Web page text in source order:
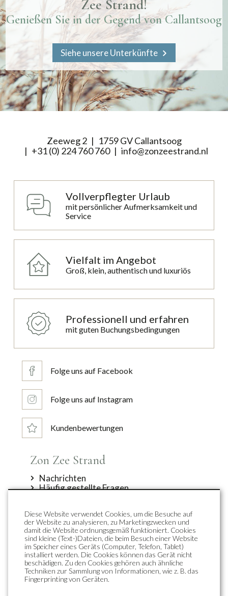
Zee Strand!
Genießen Sie in der Gegend von Callantsoog
Siehe unsere Unterkünfte
Zeeweg 2
1759 GV Callantsoog
+31 (0) 224 760 760
info@zonzeestrand.nl
Vollverpflegter Urlaub
mit persönlicher Aufmerksamkeit und
Service
Vielfalt im Angebot
Groß, klein, authentisch und luxuriös
Professionell und erfahren
mit guten Buchungsbedingungen
Folge uns auf Facebook
Folge uns auf Instagram
Kundenbewertungen
Zon Zee Strand
Nachrichten
Häufig gestellte Fragen
Kontakt
Top Unterkünfte
Duynpark
Duynsuites
Ferienwohnungen
Gruppenunterkunft
Callantsoog
Zentrum
Fahrradwege
Wanderwege
Diese Website verwendet Cookies, um die Besuche auf
der Website zu analysieren, zu Marketingzwecken und
damit die Website ordnungsgemäß funktioniert. Cookies
sind kleine (Text-)Dateien, die beim Besuch einer Website
im Speicher eines Geräts (Computer, Telefon, Tablet)
installiert werden. Die Cookies können das Gerät nicht
beschädigen. Zu den Cookies gehören auch ähnliche
Techniken zur Sammlung von Informationen, wie z. B. das
Fingerprinting von Geräten.